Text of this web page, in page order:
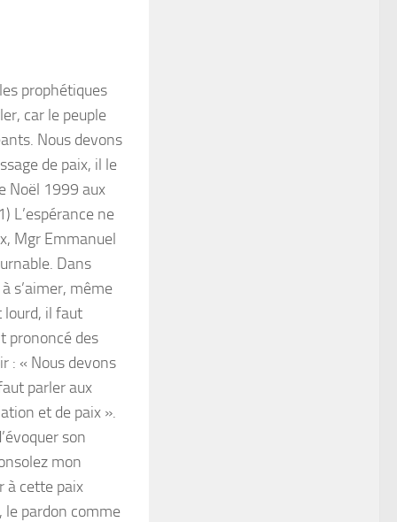
prophétiques
car le peuple
Nous devons
de paix, il le
Noël 1999 aux
L’espérance ne
Mgr Emmanuel
Dans
s’aimer, même
lourd, il faut
prononcé des
: « Nous devons
parler aux
et de paix ».
son
mon
à cette paix
le pardon comme